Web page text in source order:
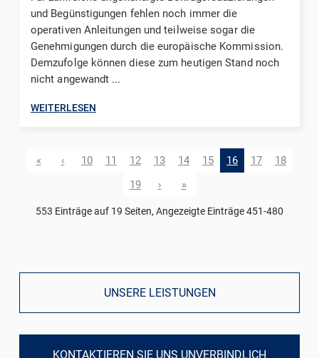
und Begünstigungen fehlen noch immer die
operativen Anleitungen und teilweise sogar die
Genehmigungen durch die europäische Kommission.
Demzufolge können diese zum heutigen Stand noch
nicht angewandt ...
WEITERLESEN
« ‹ 10 11 12 13 14 15 16 17
18
19
› »
553 Einträge auf 19 Seiten, Angezeigte Einträge 451-480
UNSERE LEISTUNGEN
KONTAKTIEREN SIE UNS UNVERBINDLICH